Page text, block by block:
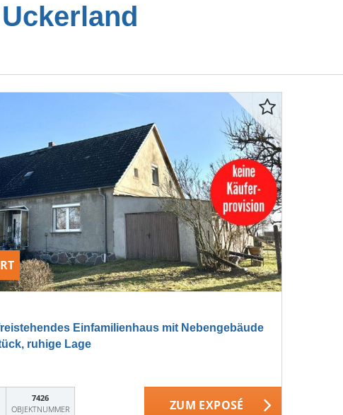
Einfamilienhaus mit Nebengebäude
ruhige Lage
7426
OBJEKTNUMMER
ZUM EXPOSÉ